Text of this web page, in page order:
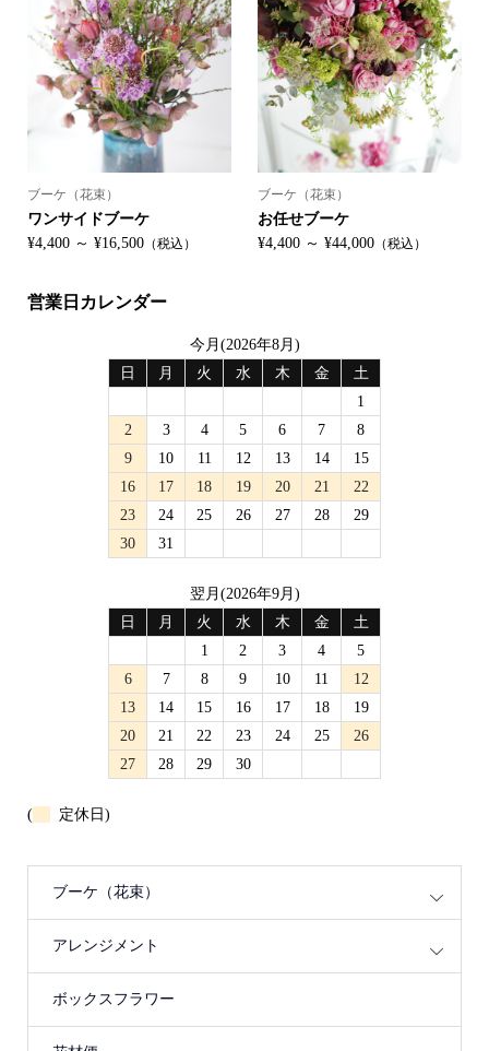
ブーケ（花束）
ワンサイドブーケ
¥4,400 ～ ¥16,500（税込）
ブーケ（花束）
お任せブーケ
¥4,400 ～ ¥44,000 （税込）
営業日カレンダー
今月(2026年8月)
日
月 火 水 木 金
土
1
2
3 4 5 6 7
8
9
10 11 12 13 14
15
16
17 18 19 20 21
22
23
24 25 26 27 28
29
30
31
翌月(2026年9月)
日
月 火 水 木 金
土
1
2 3 4
5
6
7 8 9 10 11
12
13
14 15 16 17 18
19
20
21 22 23 24 25
26
27
28 29 30
( 定休日)
ブーケ（花束）
アレンジメント
ボックスフラワー